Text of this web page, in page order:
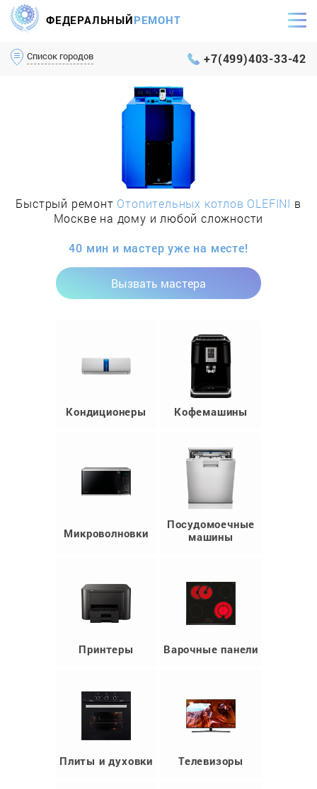
ФЕДЕРАЛЬНЫЙРЕМОНТ
Список городов +7(499)403-33-42
Быстрый ремонт Отопительных котлов OLEFINI в
Москве на дому и любой сложности
40 мин и мастер уже на месте!
Вызвать мастера
Кондиционеры Кофемашины
Микроволновки
Посудомоечные
машины
Принтеры Варочные панели
Плиты и духовки Телевизоры